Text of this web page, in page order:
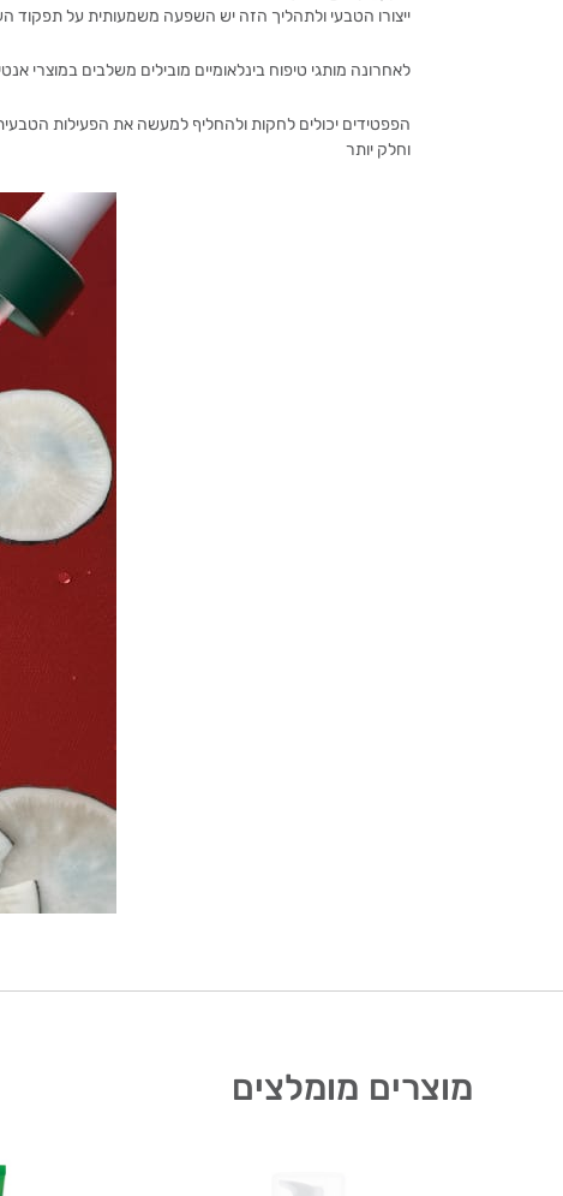
ייצורו הטבעי ולתהליך הזה יש השפעה משמעותית על תפקוד
לאחרונה מותגי טיפוח בינלאומיים מובילים משלבים במוצרי
הפפטידים יכולים לחקות ולהחליף למעשה את הפעילות
וחלק יותר
מוצרים מומלצים